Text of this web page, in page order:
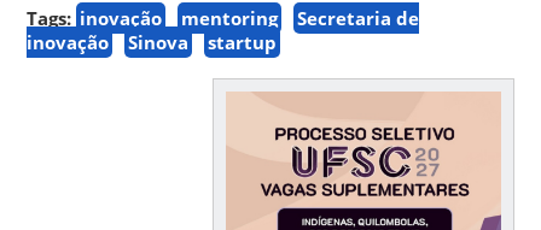
Tags: inovação mentoring
Secretaria de
inovação
Sinova startup